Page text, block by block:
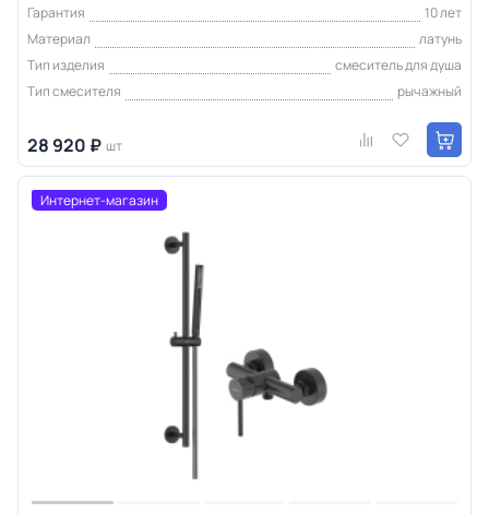
Гарантия
10 лет
Материал
латунь
Тип изделия
смеситель для душа
Тип смесителя
рычажный
28 920 ₽ шт
Интернет-магазин